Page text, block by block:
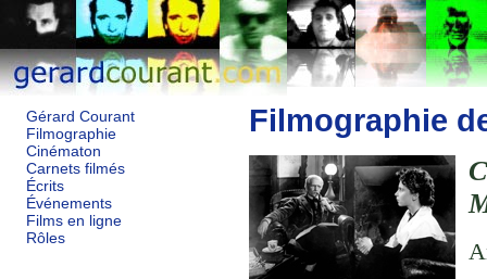
Gérard Courant
Filmographie
Cinématon
Carnets filmés
Écrits
Événements
Films en ligne
Rôles
Filmographie